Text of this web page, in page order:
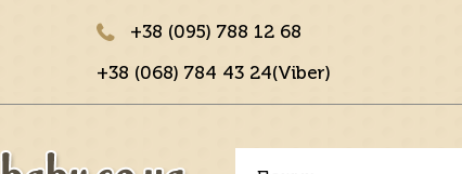
+38 (095) 788 12 68
+38 (068) 784 43 24(Viber)